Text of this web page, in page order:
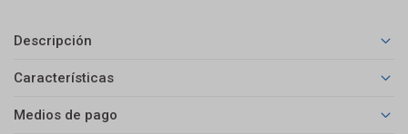
Descripción
Características
Medios de pago